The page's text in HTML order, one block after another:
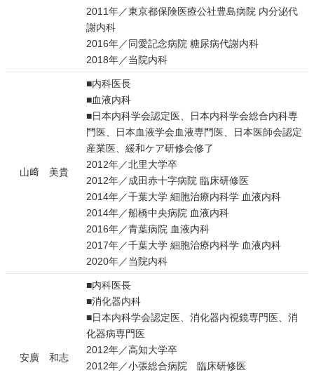
2011年／東京都保険医療公社豊島病院 内分泌代
謝内科
2016年／同愛記念病院 糖尿病代謝内科
2018年／当院内科
山﨑 美貴
■内科医長
■血液内科
■日本内科学会認定医、日本内科学会総合内科専
門医、日本血液学会血液専門医、日本医師会認定
産業医、緩和ケア研修会修了
2012年／北里大学卒
2012年／成田赤十字病院 臨床研修医
2014年／千葉大学 細胞治療内科学 血液内科
2014年／船橋中央病院 血液内科
2016年／青葉病院 血液内科
2017年／千葉大学 細胞治療内科学 血液内科
2020年／当院内科
安廣 和志
■内科医長
■消化器内科
■日本内科学会認定医、消化器内視鏡専門医、消
化器病専門医
2012年／高知大学卒
2012年／小張総合病院 臨床研修医